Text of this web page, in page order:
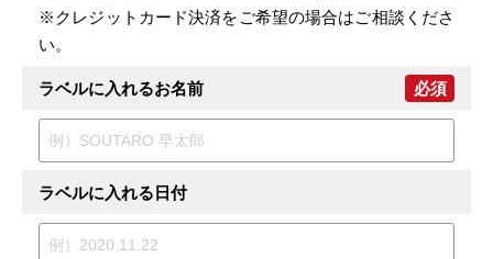
※クレジットカード決済をご希望の場合はご相談くださ
い。
ラベルに入れるお名前 必須
ラベルに入れる日付